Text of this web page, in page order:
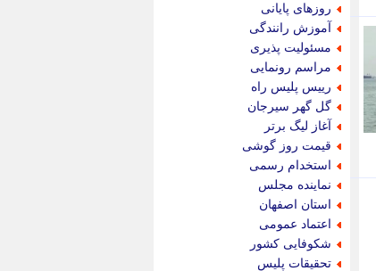
روزهای پایانی
آموزش رانندگی
مسئولیت پذیری
مراسم رونمایی
رییس پلیس راه
گل گهر سیرجان
آغاز لیگ برتر
قیمت روز گوشی
استخدام رسمی
نماینده مجلس
استان اصفهان
اعتماد عمومی
شکوفایی کشور
تحقیقات پلیس